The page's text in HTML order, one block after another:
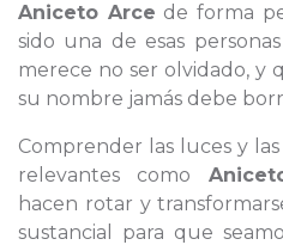
Aniceto Arce de forma
sido una de esas
merece no ser olvidado, y
su nombre jamás debe
Comprender las luces y
relevantes como
hacen rotar y
sustancial para que